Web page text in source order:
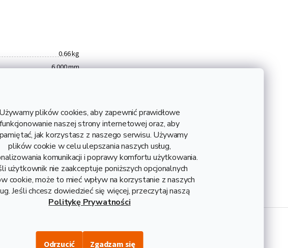
Używamy plików cookies, aby zapewnić prawidłowe
funkcjonowanie naszej strony internetowej oraz, aby
jak korzystasz z naszego serwisu. Używamy
plików cookie w celu ulepszania naszych usług,
komunikacji i poprawy komfortu użytkowania.
użytkownik nie zaakceptuje poniższych opcjonalnych
cookie, może to mieć wpływ na korzystanie z naszych
Jeśli chcesz dowiedzieć się więcej, przeczytaj naszą
Politykę Prywatności
Odrzucić Zgadzam się
0.66 kg
6 000 mm
0,66 kg
24,1 zł bez VAT
Aluminium
Rura z aluminium 10x1,
Aluminiowa rura 10x1
Opis i danne techniczne